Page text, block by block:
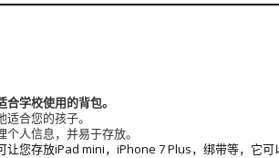
合学校使用的背包。
合您的孩子。
人信息，并易于存放。
让您存放iPad mini，iPhone 7 Plus，绑带等，它